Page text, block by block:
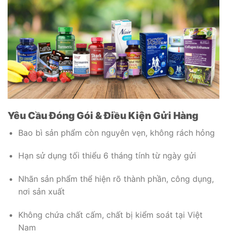
Yêu Cầu Đóng Gói & Điều Kiện Gửi Hàng
Bao bì sản phẩm còn nguyên vẹn, không rách hỏng
Hạn sử dụng tối thiểu 6 tháng tính từ ngày gửi
Nhãn sản phẩm thể hiện rõ thành phần, công dụng,
nơi sản xuất
Không chứa chất cấm, chất bị kiểm soát tại Việt
Nam